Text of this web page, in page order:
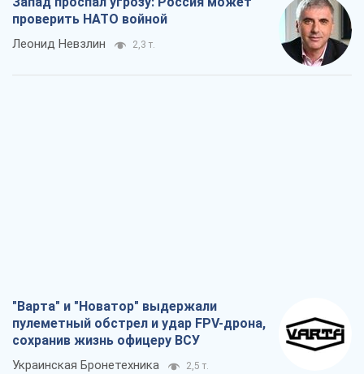
проверить НАТО войной
Леонид Невзлин 2,3 т.
"Варта" и "Новатор" выдержали
пулеметный обстрел и удар FPV-дрона,
сохранив жизнь офицеру ВСУ
Украинская Бронетехника 2,5 т.